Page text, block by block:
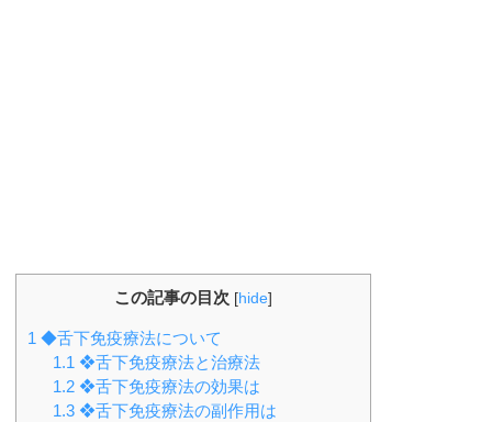
この記事の目次 [hide]
1 ◆舌下免疫療法について
1.1 ❖舌下免疫療法と治療法
1.2 ❖舌下免疫療法の効果は
1.3 ❖舌下免疫療法の副作用は